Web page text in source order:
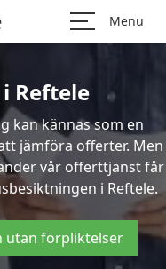
Menu
Reftele
kan kännas som en
jämföra offerter. Men
vår offerttjänst får
i Reftele.
utan förpliktelser